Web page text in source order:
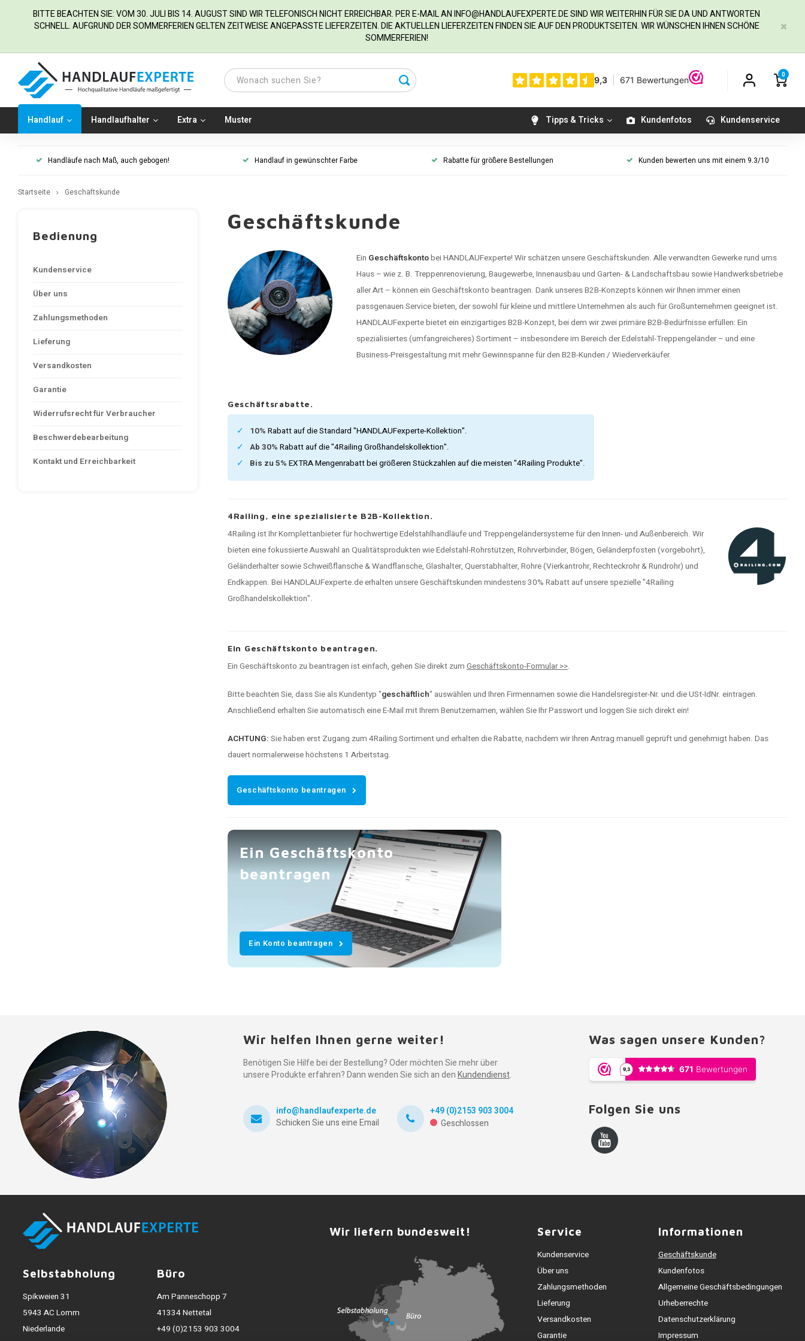
BITTE BEACHTEN SIE: VOM 30. JULI BIS 14. AUGUST SIND WIR TELEFONISCH NICHT ERREICHBAR. PER E-MAIL ANINFO@HANDLAUFEXPERTE.DESIND WIR WEITERHIN FÜR SIE DA UND ANTWORTEN
SCHNELL. AUFGRUND DER SOMMERFERIEN GELTEN ZEITWEISE ANGEPASSTE LIEFERZEITEN. DIE AKTUELLEN LIEFERZEITEN FINDEN SIE AUF DEN PRODUKTSEITEN. WIR WÜNSCHEN IHNEN SCHÖNE
SOMMERFERIEN!
0
Handlauf Handlaufhalter Extra Muster Tipps & Tricks Kundenfotos Kundenservice
Handläufe nach Maß, auch gebogen! Handlauf in gewünschter Farbe Rabatte für größere Bestellungen Kunden bewerten uns mit einem 9.3/10
Startseite Geschäftskunde
Bedienung
Kundenservice
Über uns
Zahlungsmethoden
Lieferung
Versandkosten
Garantie
Widerrufsrecht für Verbraucher
Beschwerdebearbeitung
Kontakt und Erreichbarkeit
Geschäftskunde
Ein Geschäftskontobei HANDLAUFexperte! Wir schätzen unsere Geschäftskunden. Alle verwandten Gewerke rund ums
Haus – wie z. B. Treppenrenovierung, Baugewerbe, Innenausbau und Garten- & Landschaftsbau sowie Handwerksbetriebe
aller Art – können ein Geschäftskonto beantragen. Dank unseres B2B-Konzepts können wir Ihnen immer einen
passgenauen Service bieten, der sowohl für kleine und mittlere Unternehmen als auch für Großunternehmen geeignet ist.
HANDLAUFexperte bietet ein einzigartiges B2B-Konzept, bei dem wir zwei primäre B2B-Bedürfnisse erfüllen: Ein
spezialisiertes (umfangreicheres) Sortiment – insbesondere im Bereich der Edelstahl-Treppengeländer – und eine
Business-Preisgestaltung mit mehr Gewinnspanne für den B2B-Kunden / Wiederverkäufer.
Geschäftsrabatte.
10% Rabatt auf die Standard "HANDLAUFexperte-Kollektion".
Ab 30% Rabatt auf die "4Railing Großhandelskollektion".
Bis zu 5% EXTRA Mengenrabatt bei größeren Stückzahlen auf die meisten "4Railing Produkte".
4Railing, eine spezialisierte B2B-Kollektion.
4Railing ist Ihr Komplettanbieter für hochwertige Edelstahlhandläufe und Treppengeländersysteme für den Innen- und Außenbereich. Wir
bieten eine fokussierte Auswahl an Qualitätsprodukten wie Edelstahl-Rohrstützen, Rohrverbinder, Bögen, Geländerpfosten (vorgebohrt),
Geländerhalter sowie Schweißflansche & Wandflansche, Glashalter, Querstabhalter, Rohre (Vierkantrohr, Rechteckrohr & Rundrohr) und
Endkappen. Bei HANDLAUFexperte.de erhalten unsere Geschäftskunden mindestens 30% Rabatt auf unsere spezielle "4Railing
Großhandelskollektion".
Ein Geschäftskonto beantragen.
Ein Geschäftskonto zu beantragen ist einfach, gehen Sie direkt zum Geschäftskonto-Formular >>.
Bitte beachten Sie, dass Sie als Kundentyp "geschäftlich" auswählen und Ihren Firmennamen sowie die Handelsregister-Nr. und die USt-IdNr. eintragen.
Anschließend erhalten Sie automatisch eine E-Mail mit Ihrem Benutzernamen, wählen Sie Ihr Passwort und loggen Sie sich direkt ein!
ACHTUNG: Sie haben erst Zugang zum 4Railing Sortiment und erhalten die Rabatte, nachdem wir Ihren Antrag manuell geprüft und genehmigt haben. Das
dauert normalerweise höchstens 1 Arbeitstag.
Geschäftskonto beantragen
Ein Geschäftskonto
beantragen
Ein Konto beantragen
Wir helfen Ihnen gerne weiter!
Benötigen Sie Hilfe bei der Bestellung? Oder möchten Sie mehr über
unsere Produkte erfahren? Dann wenden Sie sich an denKundendienst.
info@handlaufexperte.de
Schicken Sie uns eine Email
+49 (0)2153 903 3004
Geschlossen
Was sagen unsere Kunden?
Folgen Sie uns
Selbstabholung
Spikweien 31
5943 AC Lomm
Niederlande
Büro
Am Panneschopp 7
41334 Nettetal
+49 (0)2153 903 3004
Wir liefern bundesweit! Service
Kundenservice
Über uns
Zahlungsmethoden
Lieferung
Versandkosten
Garantie
Informationen
Geschäftskunde
Kundenfotos
Allgemeine Geschäftsbedingungen
Urheberrechte
Datenschutzerklärung
Impressum